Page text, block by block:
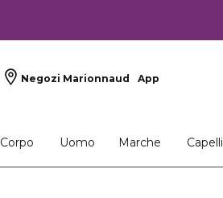
Negozi Marionnaud App
Corpo Uomo Marche Capelli